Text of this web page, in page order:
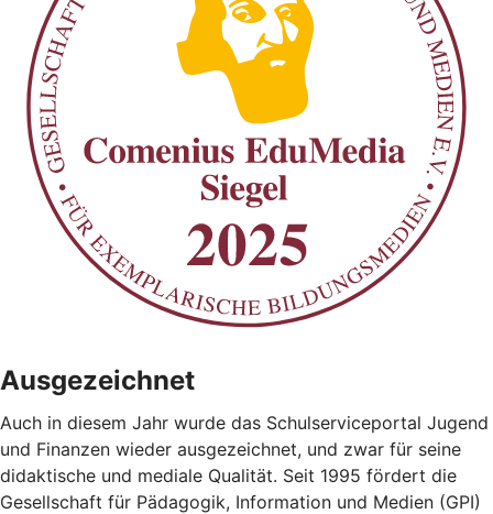
Ausgezeichnet
Auch in diesem Jahr wurde das Schulserviceportal Jugend
und Finanzen wieder ausgezeichnet, und zwar für seine
didaktische und mediale Qualität. Seit 1995 fördert die
Gesellschaft für Pädagogik, Information und Medien (GPI)